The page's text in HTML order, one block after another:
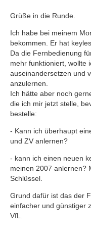
Grüße in die Runde.
Ich habe bei meinem
bekommen. Er hat
Da die Fernbedienung
mehr funktioniert, wollte
auseinandersetzen und
anzulernen.
Ich hätte aber noch
die ich mir jetzt stelle,
bestelle:
- Kann ich überhaupt
und ZV anlernen?
- kann ich einen neuen
meinen 2007 anlernen?
Schlüssel.
Grund dafür ist das der
einfacher und günstiger
VfL.